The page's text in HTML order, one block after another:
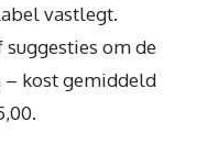
vastlegt.
om de
– kost gemiddeld